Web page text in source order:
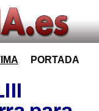
PORTADA